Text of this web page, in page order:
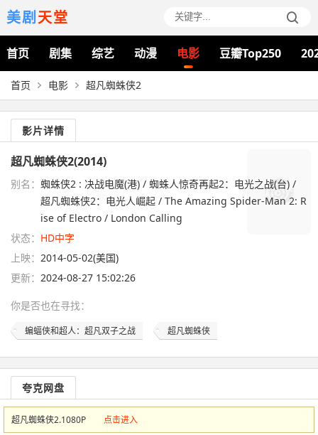
美剧天堂
首页 剧集 综艺 动漫 电影 豆瓣Top250
首页 电影 超凡蜘蛛侠2
影片详情
超凡蜘蛛侠2(2014)
别名： 蜘蛛侠2 : 决战电魔(港) / 蜘蛛人惊奇再起2：电光之战(台) /
超凡蜘蛛侠2：电光人崛起 / The Amazing Spider-Man 2: R
ise of Electro / London Calling
状态： HD中字
上映： 2014-05-02(美国)
更新： 2024-08-27 15:02:26
你是否也在寻找：
蝙蝠侠和超人：超凡双子之战 超凡蜘蛛侠
夸克网盘
超凡蜘蛛侠2.1080P 点击进入